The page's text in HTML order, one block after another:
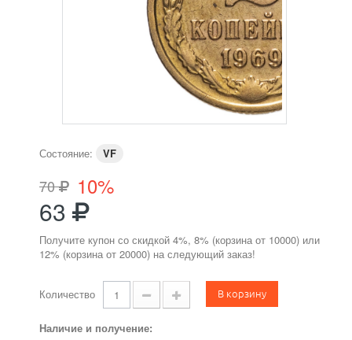
Состояние: VF
70 10%
63
Получите купон со скидкой 4%, 8% (корзина от 10000) или
12% (корзина от 20000) на следующий заказ!
Количество В корзину
Наличие и получение: